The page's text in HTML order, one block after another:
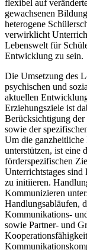
flexibel auf
gewachsenen
heterogene
verwirklicht
Lebenswelt für
Entwicklung zu sein.
Die Umsetzung des
psychischen und
aktuellen
Erziehungsziele ist
Berücksichtigung
sowie der
Um die ganzheitliche
unterstützen, ist eine
förderspezifischen
Unterrichtstages sind
zu initiieren.
Kommunizieren
Handlungsabläufen,
Kommunikations-
sowie Partner- und